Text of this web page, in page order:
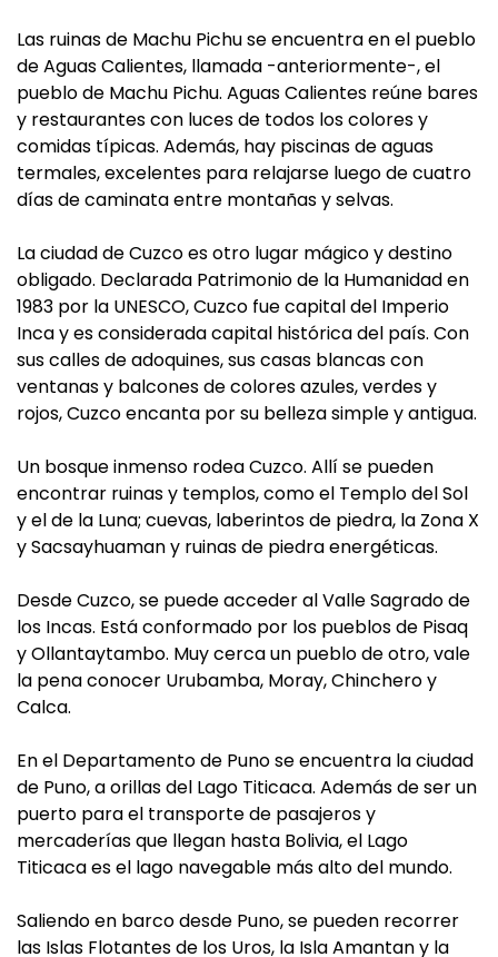
Las ruinas de Machu Pichu se encuentra en el pueblo
de Aguas Calientes, llamada -anteriormente-, el
pueblo de Machu Pichu. Aguas Calientes reúne bares
y restaurantes con luces de todos los colores y
comidas típicas. Además, hay piscinas de aguas
termales, excelentes para relajarse luego de cuatro
días de caminata entre montañas y selvas.
La ciudad de Cuzco es otro lugar mágico y destino
obligado. Declarada Patrimonio de la Humanidad en
1983 por la UNESCO, Cuzco fue capital del Imperio
Inca y es considerada capital histórica del país. Con
sus calles de adoquines, sus casas blancas con
ventanas y balcones de colores azules, verdes y
rojos, Cuzco encanta por su belleza simple y antigua.
Un bosque inmenso rodea Cuzco. Allí se pueden
encontrar ruinas y templos, como el Templo del Sol
y el de la Luna; cuevas, laberintos de piedra, la Zona X
y Sacsayhuaman y ruinas de piedra energéticas.
Desde Cuzco, se puede acceder al Valle Sagrado de
los Incas. Está conformado por los pueblos de Pisaq
y Ollantaytambo. Muy cerca un pueblo de otro, vale
la pena conocer Urubamba, Moray, Chinchero y
Calca.
En el Departamento de Puno se encuentra la ciudad
de Puno, a orillas del Lago Titicaca. Además de ser un
puerto para el transporte de pasajeros y
mercaderías que llegan hasta Bolivia, el Lago
Titicaca es el lago navegable más alto del mundo.
Saliendo en barco desde Puno, se pueden recorrer
las Islas Flotantes de los Uros, la Isla Amantan y la